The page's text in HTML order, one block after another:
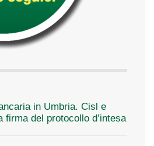
in Umbria. Cisl e
firma del protocollo d’intesa